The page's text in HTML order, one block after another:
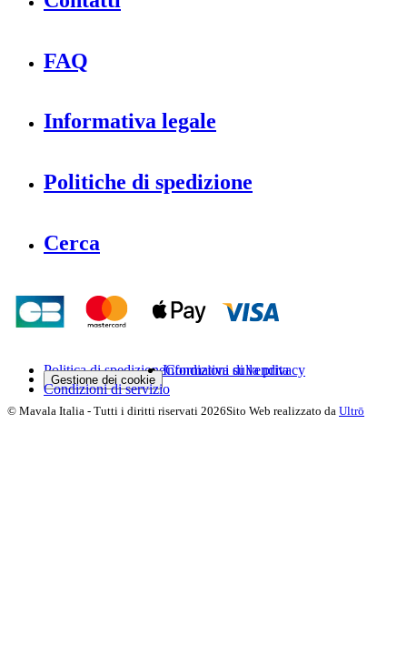
FAQ
Informativa legale
Politiche di spedizione
Cerca
Politica di spedizioneCondizioni di vendita
Gestione dei cookie
Informativa sulla privacy
Condizioni di servizio
© Mavala Italia - Tutti i diritti riservati 2026Sito Web realizzato da Ultrō